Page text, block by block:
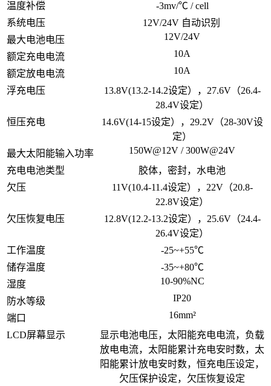
温度补偿
-3mv/℃ / cell
系统电压
12V/24V 自动识别
最大电池电压
12V/24V
额定充电电流
10A
额定放电电流
10A
浮充电压
13.8V(13.2-14.2设定），27.6V（26.4-
28.4V设定）
恒压充电
14.6V(14-15设定），29.2V（28-30V设
定）
最大太阳能输入功率
150W@12V / 300W@24V
充电电池类型
胶体，密封，水电池
欠压
11V(10.4-11.4设定），22V（20.8-
22.8V设定）
欠压恢复电压
12.8V(12.2-13.2设定），25.6V（24.4-
26.4V设定）
工作温度
-25~+55℃
储存温度
-35~+80℃
湿度
10-90%NC
防水等级
IP20
端口
16mm²
LCD屏幕显示
显示电池电压，太阳能充电电流，负载
放电电流，太阳能累计充电安时数，太
阳能累计放电安时数，恒充电压设定，
欠压保护设定，欠压恢复设定